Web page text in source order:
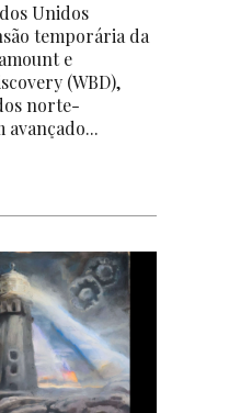
Unidos
temporária da
e
(WBD),
norte-
avançado...